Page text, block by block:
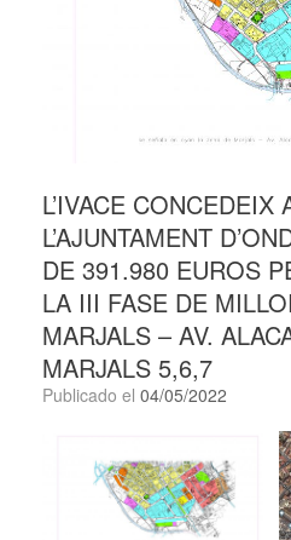
L’IVACE CONCEDEIX
L’AJUNTAMENT
DE 391.980 EUROS
LA III FASE DE
MARJALS – AV.
MARJALS 5,6,7
Publicado el 04/05/2022